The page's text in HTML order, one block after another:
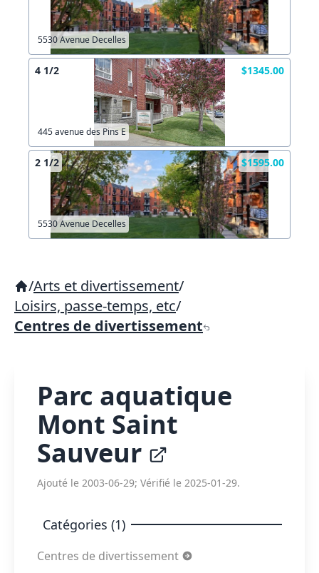
5530 Avenue Decelles
4 1/2 $1345.00
445 avenue des Pins E
2 1/2 $1595.00
5530 Avenue Decelles
/Arts et divertissement/
Loisirs, passe-temps, etc/
Centres de divertissement
Parc aquatique
Mont Saint
Sauveur
Ajouté le 2003-06-29; Vérifié le 2025-01-29.
Catégories (1)
Centres de divertissement